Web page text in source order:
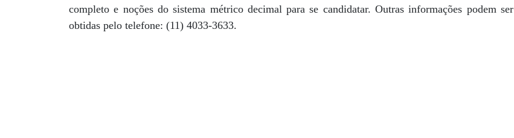
completo e noções do sistema métrico decimal para se candidatar. Outras informações podem ser
obtidas pelo telefone: (11) 4033-3633.